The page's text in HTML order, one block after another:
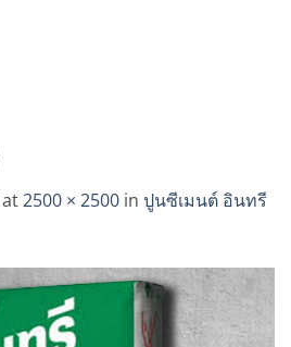
at2500 × 2500 in ปูนซีเมนต์ อินทรี